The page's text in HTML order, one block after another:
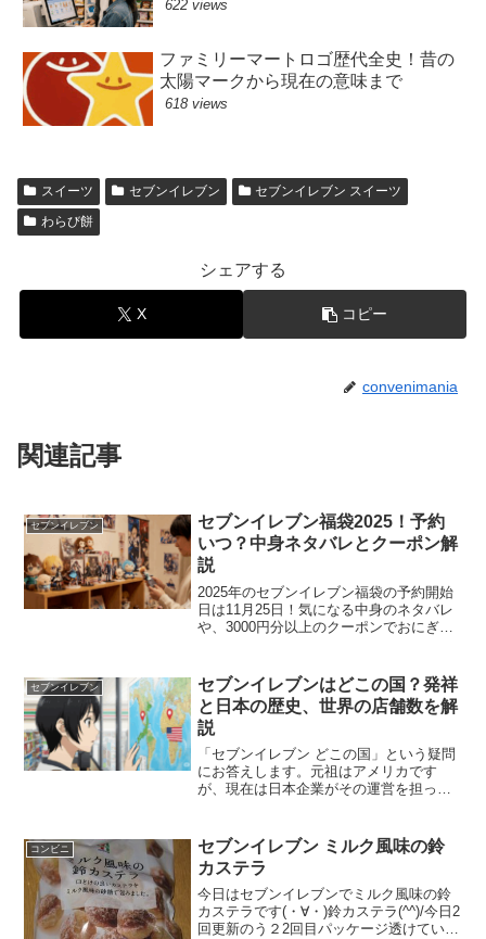
622 views
ファミリーマートロゴ歴代全史！昔の
太陽マークから現在の意味まで
618 views
スイーツ セブンイレブン
セブンイレブン スイーツ
わらび餅
シェアする
X コピー
convenimania
関連記事
セブンイレブン
セブンイレブン福袋2025！予約
いつ？中身ネタバレとクーポン解
説
2025年のセブンイレブン福袋の予約開始
日は11月25日！気になる中身のネタバレ
や、3000円分以上のクーポンでおにぎり
入るセブンイレブン福袋のコスパ検証
や、予約戦争を勝ち抜くコツを伝授。
SOU・SOUコラボや話題のキャラクター
くじ情報も網羅してお届けします。
セブンイレブン
セブンイレブンはどこの国？発祥
と日本の歴史、世界の店舗数を解
説
「セブンイレブン どこの国」という疑問
にお答えします。元祖はアメリカです
が、現在は日本企業がその運営を担って
など、「セブンイレブン どこの国」に関
する歴史とグローバル戦略の全貌をこの
記事で詳しく解説します。
コンビニ
セブンイレブン ミルク風味の鈴
カステラ
今日はセブンイレブンでミルク風味の鈴
カステラです(・∀・)鈴カステラ(^^)/今日2
回更新のう２2回目パッケージ透けていま